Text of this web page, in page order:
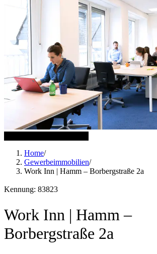
Home/
Gewerbeimmobilien/
Work Inn | Hamm – Borbergstraße 2a
Kennung: 83823
Work Inn | Hamm –
Borbergstraße 2a